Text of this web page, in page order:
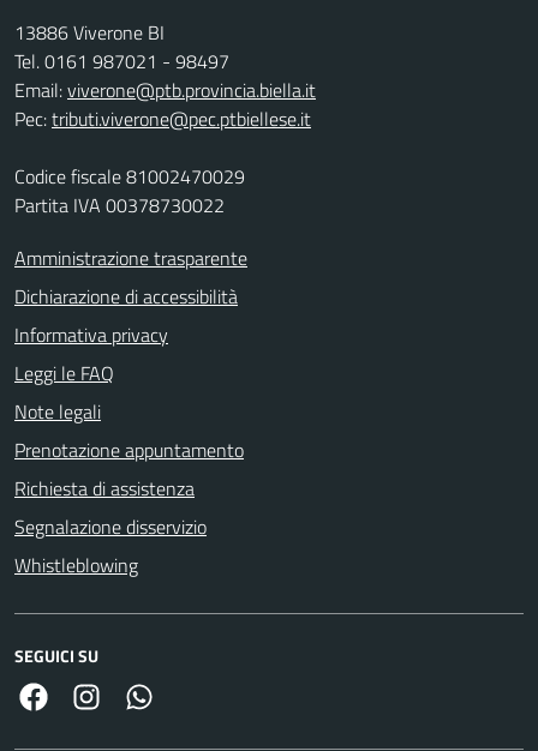
13886 Viverone BI
Tel. 0161 987021 - 98497
Email:viverone@ptb.provincia.biella.it
Pec:tributi.viverone@pec.ptbiellese.it
Codice fiscale 81002470029
Partita IVA 00378730022
Amministrazione trasparente
Dichiarazione di accessibilità
Informativa privacy
Leggi le FAQ
Note legali
Prenotazione appuntamento
Richiesta di assistenza
Segnalazione disservizio
Whistleblowing
SEGUICI SU
Facebook Link Instagram